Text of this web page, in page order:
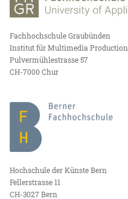
Fachhochschule Graubünden
Institut für Multimedia Production
Pulvermühlestrasse 57
CH-7000 Chur
Hochschule der Künste Bern
Fellerstrasse 11
CH-3027 Bern